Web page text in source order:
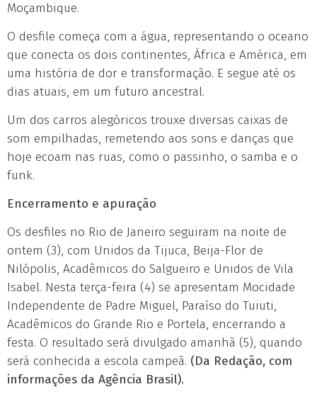
Moçambique.
O desfile começa com a água, representando o oceano
que conecta os dois continentes, África e América, em
uma história de dor e transformação. E segue até os
dias atuais, em um futuro ancestral.
Um dos carros alegóricos trouxe diversas caixas de
som empilhadas, remetendo aos sons e danças que
hoje ecoam nas ruas, como o passinho, o samba e o
funk.
Encerramento e apuração
Os desfiles no Rio de Janeiro seguiram na noite de
ontem (3), com Unidos da Tijuca, Beija-Flor de
Nilópolis, Acadêmicos do Salgueiro e Unidos de Vila
Isabel. Nesta terça-feira (4) se apresentam Mocidade
Independente de Padre Miguel, Paraíso do Tuiuti,
Acadêmicos do Grande Rio e Portela, encerrando a
festa. O resultado será divulgado amanhã (5), quando
será conhecida a escola campeã. (Da Redação, com
informações da Agência Brasil).